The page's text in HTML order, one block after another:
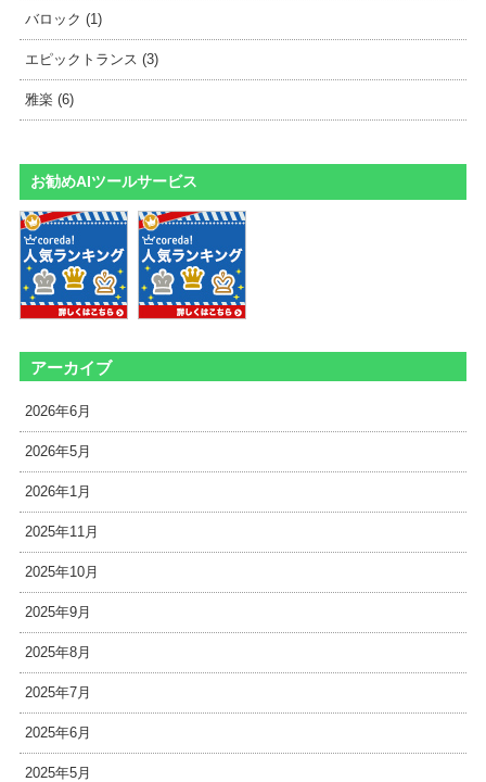
バロック (1)
エピックトランス (3)
雅楽 (6)
お勧めAIツールサービス
アーカイブ
2026年6月
2026年5月
2026年1月
2025年11月
2025年10月
2025年9月
2025年8月
2025年7月
2025年6月
2025年5月